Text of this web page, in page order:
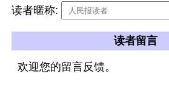
读者暱称:
读者留言
欢迎您的留言反馈。